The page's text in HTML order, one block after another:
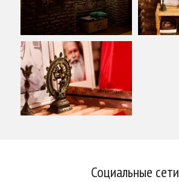
Социальные сети